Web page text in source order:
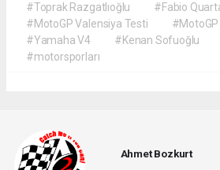
#Toprak Razgatlıoğlu #Fabio
#MotoGP Valensiya Testi
#Yamaha V4
#Kenan Sofuoğlu
#motorsporları
Ahmet Bozkurt